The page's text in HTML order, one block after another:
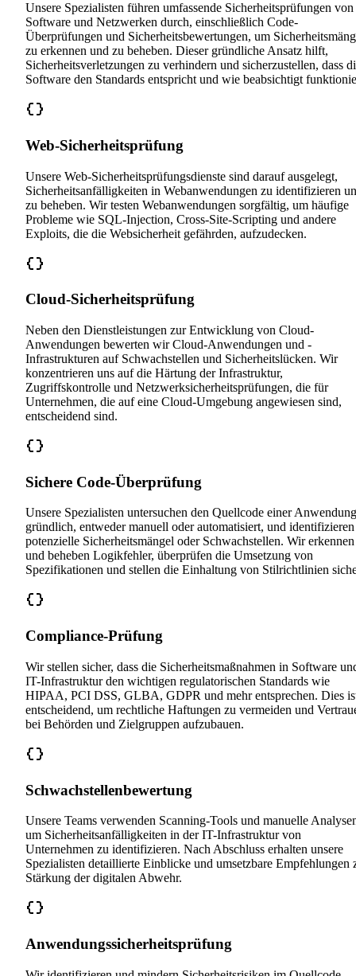
Unsere Spezialisten führen umfassende Sicherheitsprüfungen von
Software und Netzwerken durch, einschließlich Code-
Überprüfungen und Sicherheitsbewertungen, um
zu erkennen und zu beheben. Dieser gründliche Ansatz hilft,
Sicherheitsverletzungen zu verhindern und sicherzustellen, dass
Software den Standards entspricht und wie beabsichtigt
Web-Sicherheitsprüfung
Unsere Web-Sicherheitsprüfungsdienste sind darauf ausgelegt,
Sicherheitsanfälligkeiten in Webanwendungen zu identifizieren
zu beheben. Wir testen Webanwendungen sorgfältig, um häufige
Probleme wie SQL-Injection, Cross-Site-Scripting und andere
Exploits, die die Websicherheit gefährden, aufzudecken.
Cloud-Sicherheitsprüfung
Neben den Dienstleistungen zur Entwicklung von Cloud-
Anwendungen bewerten wir Cloud-Anwendungen und -
Infrastrukturen auf Schwachstellen und Sicherheitslücken. Wir
konzentrieren uns auf die Härtung der Infrastruktur,
Zugriffskontrolle und Netzwerksicherheitsprüfungen, die für
Unternehmen, die auf eine Cloud-Umgebung angewiesen sind,
entscheidend sind.
Sichere Code-Überprüfung
Unsere Spezialisten untersuchen den Quellcode einer Anwendung
gründlich, entweder manuell oder automatisiert, und identifizieren
potenzielle Sicherheitsmängel oder Schwachstellen. Wir erkennen
und beheben Logikfehler, überprüfen die Umsetzung von
Spezifikationen und stellen die Einhaltung von Stilrichtlinien
Compliance-Prüfung
Wir stellen sicher, dass die Sicherheitsmaßnahmen in Software
IT-Infrastruktur den wichtigen regulatorischen Standards wie
HIPAA, PCI DSS, GLBA, GDPR und mehr entsprechen. Dies
entscheidend, um rechtliche Haftungen zu vermeiden und
bei Behörden und Zielgruppen aufzubauen.
Schwachstellenbewertung
Unsere Teams verwenden Scanning-Tools und manuelle
um Sicherheitsanfälligkeiten in der IT-Infrastruktur von
Unternehmen zu identifizieren. Nach Abschluss erhalten unsere
Spezialisten detaillierte Einblicke und umsetzbare Empfehlungen
Stärkung der digitalen Abwehr.
Anwendungssicherheitsprüfung